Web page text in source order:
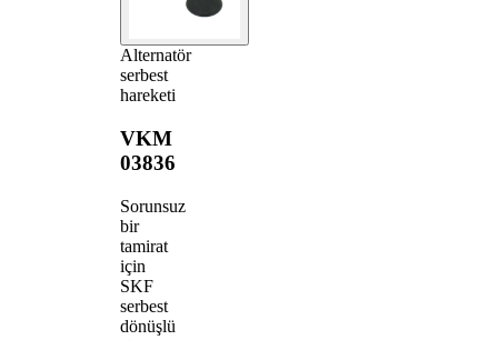
Alternatör
serbest
hareketi
VKM
03836
Sorunsuz
bir
tamirat
için
SKF
serbest
dönüşlü